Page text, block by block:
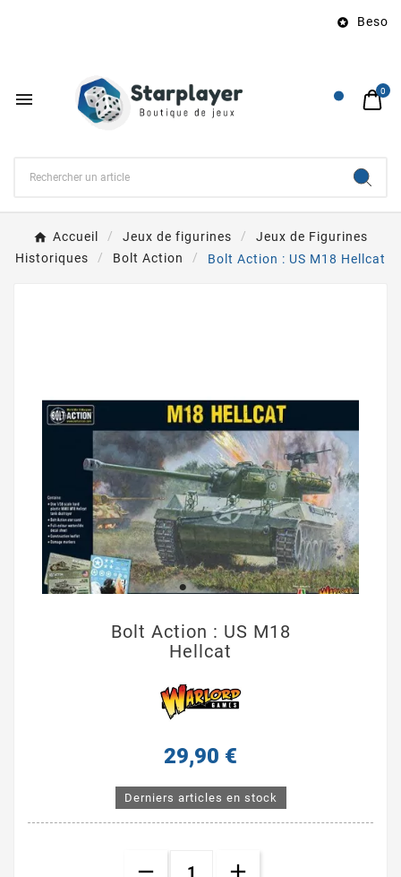
 Besoin
 0
Accueil Jeux de figurines
Jeux de Figurines
Historiques
Bolt Action Bolt Action : US M18 Hellcat
Bolt Action : US M18
Hellcat
29,90 €
Derniers articles en stock